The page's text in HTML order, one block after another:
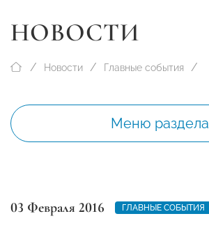
НОВОСТИ
Новости Главные события
Меню раздела
03 Февраля 2016 ГЛАВНЫЕ СОБЫТИЯ